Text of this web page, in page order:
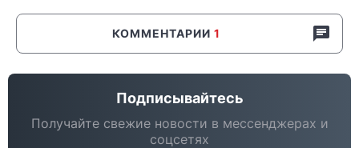
КОММЕНТАРИИ 1
Подписывайтесь
Получайте свежие новости в мессенджерах и
соцсетях